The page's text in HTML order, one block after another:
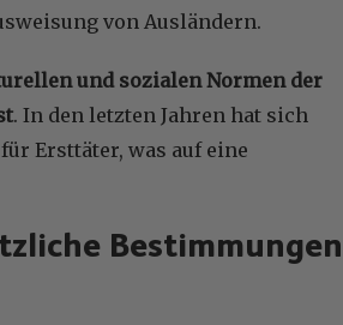
von Ausländern.
und sozialen Normen der
. In den letzten Jahren hat sich
Ersttäter, was auf eine
Bestimmungen